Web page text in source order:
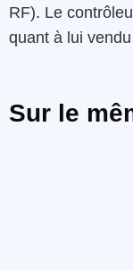
RF). Le
quant à lui
Sur le